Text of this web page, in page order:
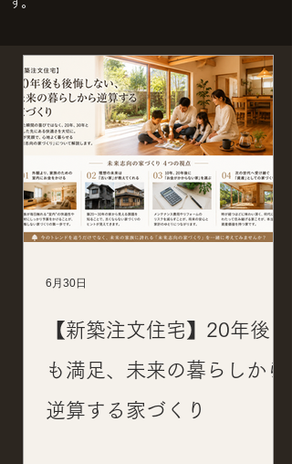
【新築注文住宅】20年後に
も満足、未来の暮らしから
逆算する家づくり
6月30日